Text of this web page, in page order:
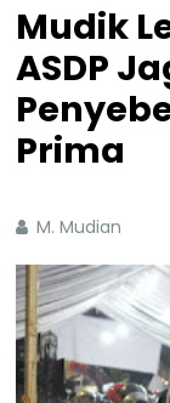
Mudik
ASDP
Prima
M. Mudian